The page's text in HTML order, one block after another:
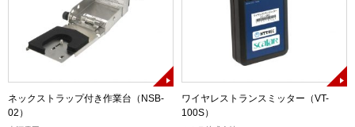
ネックストラップ付き作業台（NSB-
02）
ワイヤレストランスミッター（VT-
100S）